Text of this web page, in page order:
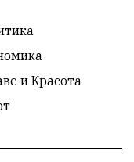
Икономика
и Красота